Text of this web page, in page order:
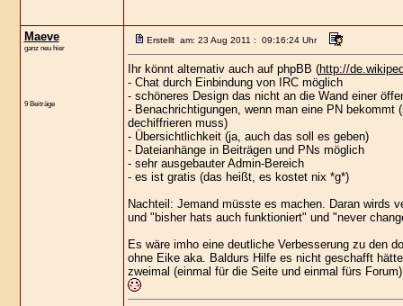
Maeve
ganz neu hier
9 Beiträge
Erstellt am: 23 Aug 2011 : 09:16:24 Uhr
Ihr könnt alternativ auch auf phpBB (http://
- Chat durch Einbindung von IRC möglich
- schöneres Design das nicht an die Wand einer
- Benachrichtigungen, wenn man eine PN
dechiffrieren muss)
- Übersichtlichkeit (ja, auch das soll es geben)
- Dateianhänge in Beiträgen und PNs möglich
- sehr ausgebauter Admin-Bereich
- es ist gratis (das heißt, es kostet nix *g*)
Nachteil: Jemand müsste es machen. Daran wirds
und "bisher hats auch funktioniert" und "never
Es wäre imho eine deutliche Verbesserung zu den
ohne Eike aka. Baldurs Hilfe es nicht geschafft
zweimal (einmal für die Seite und einmal fürs